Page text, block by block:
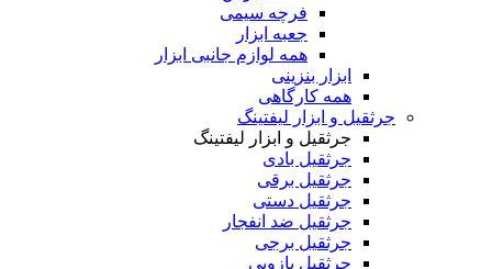
فرچه سیمی
جعبه ابزار
همه لوازم جانبی ابزار
ابزار بنزینی
همه کارگاهی
جرثقیل و ابزار لیفتینگ
جرثقیل و ابزار لیفتینگ
جرثقیل بادی
جرثقیل برقی
جرثقیل دستی
جرثقیل ضد انفجار
جرثقیل برجی
جرثقیل بازویی